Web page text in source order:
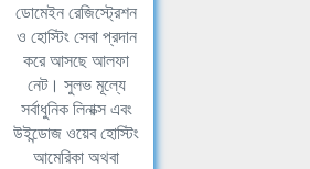
ডোমেইন রেজিস্ট্রেশন
ও হোস্টিং সেবা প্রদান
করে আসছে আলফা
নেট। সুলভ মূল্যে
সর্বাধুনিক লিনাক্স এবং
উইন্ডোজ ওয়েব হোস্টিং
আমেরিকা অথবা